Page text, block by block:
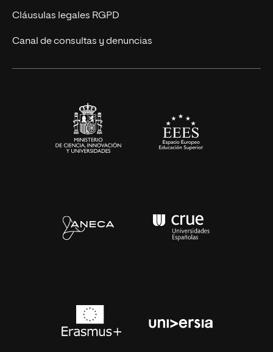
UNIR Revista
Eventos
Cláusulas legales RGPD
Canal de consultas y denuncias